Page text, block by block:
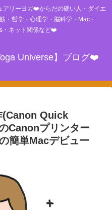
アリーヨガ❤️からだの硬い人・ダイエ
・哲学・心理学・脳科学・Mac・
・ネット関係など❤️
Universe】ブログ❤️
(Canon Quick
Canonプリンター
簡単Macデビュー